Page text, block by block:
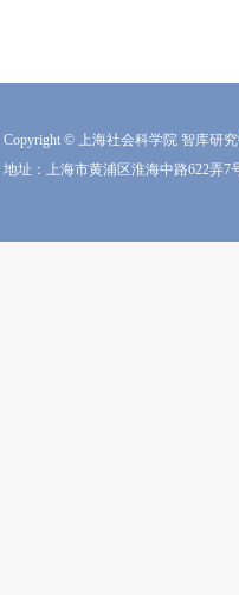
Copyright © 上海社会科学院 智库研
地址：上海市黄浦区淮海中路622弄7